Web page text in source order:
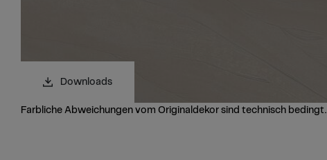
Downloads
Farbliche Abweichungen vom Originaldekor sind technisch bedingt.